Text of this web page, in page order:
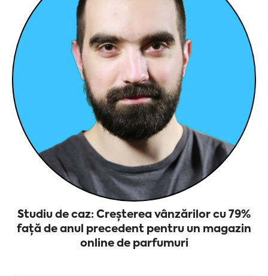
Studiu de caz: Creșterea vânzărilor cu 79%
față de anul precedent pentru un magazin
online de parfumuri